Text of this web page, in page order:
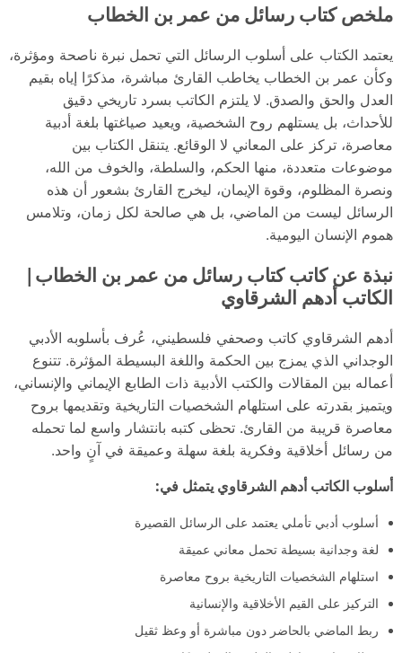
ملخص كتاب رسائل من عمر بن الخطاب
يعتمد الكتاب على أسلوب الرسائل التي تحمل نبرة ناصحة ومؤثرة،
وكأن عمر بن الخطاب يخاطب القارئ مباشرة، مذكرًا إياه بقيم
العدل والحق والصدق. لا يلتزم الكاتب بسرد تاريخي دقيق
للأحداث، بل يستلهم روح الشخصية، ويعيد صياغتها بلغة أدبية
معاصرة، تركز على المعاني لا الوقائع. يتنقل الكتاب بين
موضوعات متعددة، منها الحكم، والسلطة، والخوف من الله،
ونصرة المظلوم، وقوة الإيمان، ليخرج القارئ بشعور أن هذه
الرسائل ليست من الماضي، بل هي صالحة لكل زمان، وتلامس
هموم الإنسان اليومية.
نبذة عن كاتب كتاب رسائل من عمر بن الخطاب|
الكاتب أدهم الشرقاوي
أدهم الشرقاوي كاتب وصحفي فلسطيني، عُرف بأسلوبه الأدبي
الوجداني الذي يمزج بين الحكمة واللغة البسيطة المؤثرة. تتنوع
أعماله بين المقالات والكتب الأدبية ذات الطابع الإيماني والإنساني،
ويتميز بقدرته على استلهام الشخصيات التاريخية وتقديمها بروح
معاصرة قريبة من القارئ. تحظى كتبه بانتشار واسع لما تحمله
من رسائل أخلاقية وفكرية بلغة سهلة وعميقة في آنٍ واحد.
أسلوب الكاتب أدهم الشرقاوي يتمثل في:
أسلوب أدبي تأملي يعتمد على الرسائل القصيرة
لغة وجدانية بسيطة تحمل معاني عميقة
استلهام الشخصيات التاريخية بروح معاصرة
التركيز على القيم الأخلاقية والإنسانية
ربط الماضي بالحاضر دون مباشرة أو وعظ ثقيل